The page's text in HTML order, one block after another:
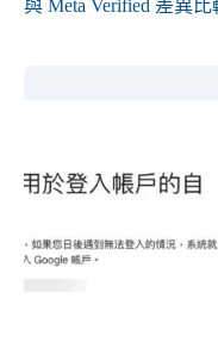
與 Meta Verified 差異比